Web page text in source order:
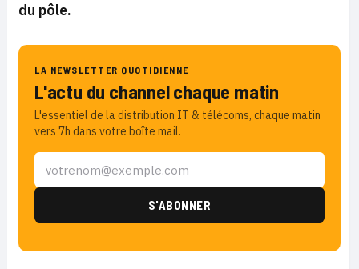
du pôle.
LA NEWSLETTER QUOTIDIENNE
L'actu du channel chaque matin
L'essentiel de la distribution IT & télécoms, chaque matin
vers 7h dans votre boîte mail.